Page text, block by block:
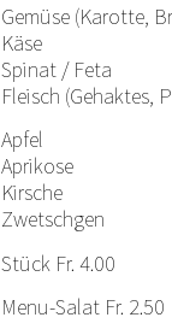
Gemüse (Karotte,
Käse
Spinat / Feta
Fleisch (Gehaktes,
Apfel
Aprikose
Kirsche
Zwetschgen
Stück Fr. 4.00
Menu-Salat Fr. 2.50